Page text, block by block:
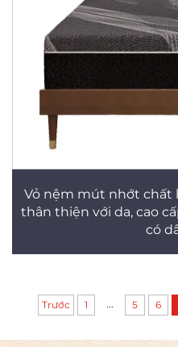
Vỏ nệm mút nhớt chất
thân thiện với da, cao
có
Trước 1 ... 5 6